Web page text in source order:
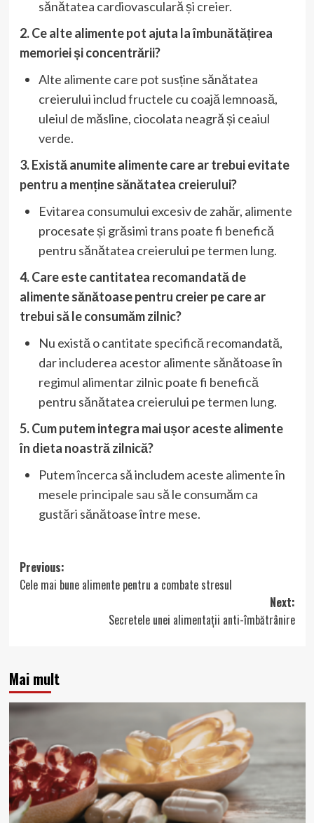
sănătatea cardiovasculară și creier.
2. Ce alte alimente pot ajuta la îmbunătățirea
memoriei și concentrării?
Alte alimente care pot susține sănătatea
creierului includ fructele cu coajă lemnoasă,
uleiul de măsline, ciocolata neagră și ceaiul
verde.
3. Există anumite alimente care ar trebui evitate
pentru a menține sănătatea creierului?
Evitarea consumului excesiv de zahăr, alimente
procesate și grăsimi trans poate fi benefică
pentru sănătatea creierului pe termen lung.
4. Care este cantitatea recomandată de
alimente sănătoase pentru creier pe care ar
trebui să le consumăm zilnic?
Nu există o cantitate specifică recomandată,
dar includerea acestor alimente sănătoase în
regimul alimentar zilnic poate fi benefică
pentru sănătatea creierului pe termen lung.
5. Cum putem integra mai ușor aceste alimente
în dieta noastră zilnică?
Putem încerca să includem aceste alimente în
mesele principale sau să le consumăm ca
gustări sănătoase între mese.
Post
navigation
Previous:
Cele mai bune alimente pentru a combate stresul
Next:
Secretele unei alimentații anti-îmbătrânire
Mai mult